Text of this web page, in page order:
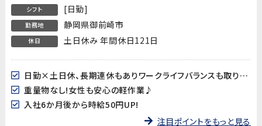
シフト [日勤]
勤務地 静岡県御前崎市
休日 土日休み 年間休日121日
日勤×土日休、長期連休もありワークライフバランスも取り易い♪
重量物なし!女性も安心の軽作業♪
入社6か月後から時給50円UP!
注目ポイントをもっと見る